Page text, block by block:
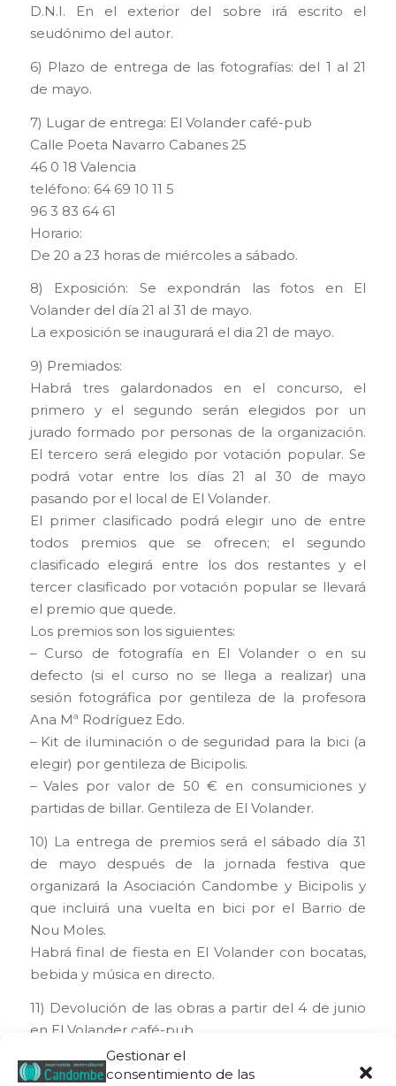
Gestionar el
consentimiento de las
D.N.I. En el exterior del sobre irá escrito el
seudónimo del autor.
6) Plazo de entrega de las fotografías: del 1 al 21
de mayo.
7) Lugar de entrega: El Volander café-pub
Calle Poeta Navarro Cabanes 25
46 0 18 Valencia
teléfono: 64 69 10 11 5
96 3 83 64 61
Horario:
De 20 a 23 horas de miércoles a sábado.
8) Exposición: Se expondrán las fotos en El
Volander del día 21 al 31 de mayo.
La exposición se inaugurará el dia 21 de mayo.
9) Premiados:
Habrá tres galardonados en el concurso, el
primero y el segundo serán elegidos por un
jurado formado por personas de la organización.
El tercero será elegido por votación popular. Se
podrá votar entre los días 21 al 30 de mayo
pasando por el local de El Volander.
El primer clasificado podrá elegir uno de entre
todos premios que se ofrecen; el segundo
clasificado elegirá entre los dos restantes y el
tercer clasificado por votación popular se llevará
el premio que quede.
Los premios son los siguientes:
– Curso de fotografía en El Volander o en su
defecto (si el curso no se llega a realizar) una
sesión fotográfica por gentileza de la profesora
Ana Mª Rodríguez Edo.
– Kit de iluminación o de seguridad para la bici (a
elegir) por gentileza de Bicipolis.
– Vales por valor de 50 € en consumiciones y
partidas de billar. Gentileza de El Volander.
10) La entrega de premios será el sábado día 31
de mayo después de la jornada festiva que
organizará la Asociación Candombe y Bicipolis y
que incluirá una vuelta en bici por el Barrio de
Nou Moles.
Habrá final de fiesta en El Volander con bocatas,
bebida y música en directo.
11) Devolución de las obras a partir del 4 de junio
en El Volander café-pub
Calle Poeta Navarro Cabanes 25 46 0 18 Valencia
teléfono: 64 69 10 11 5